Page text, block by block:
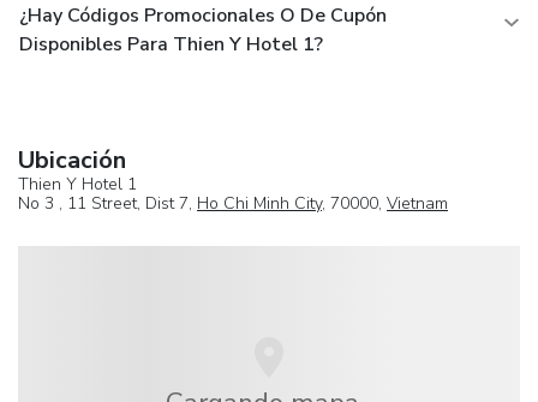
¿Hay Códigos Promocionales O De Cupón
Disponibles Para Thien Y Hotel 1?
Ubicación
Thien Y Hotel 1
No 3 , 11 Street, Dist 7, Ho Chi Minh City, 70000, Vietnam